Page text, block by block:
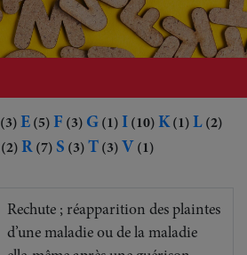
(3) E (5) F (3) G (1) I (10) K(1) L (2)
(2) R(7) S (3) T(3) V (1)
Rechute ; réapparition des plaintes
d’une maladie ou de la maladie